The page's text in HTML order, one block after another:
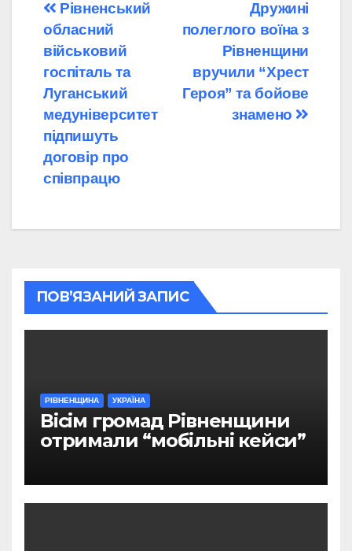
Навігація
записів
Дружині
полеглого воїна з
Рівненщини
вручили “Хрест
Героя” та бойове
знамено
Рівненський
обласний
військовий
госпіталь та
Луганський
медуніверситет
підпишуть
договір про
співпрацю
ПОВ’ЯЗАНИЙ ЗАПИС
РІВНЕНЩИНА УКРАЇНА
Вісім громад Рівненщини
отримали “мобільні кейси”